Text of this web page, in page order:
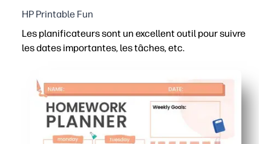
HP Printable Fun
Les planificateurs sont un excellent outil pour suivre
les dates importantes, les tâches, etc.